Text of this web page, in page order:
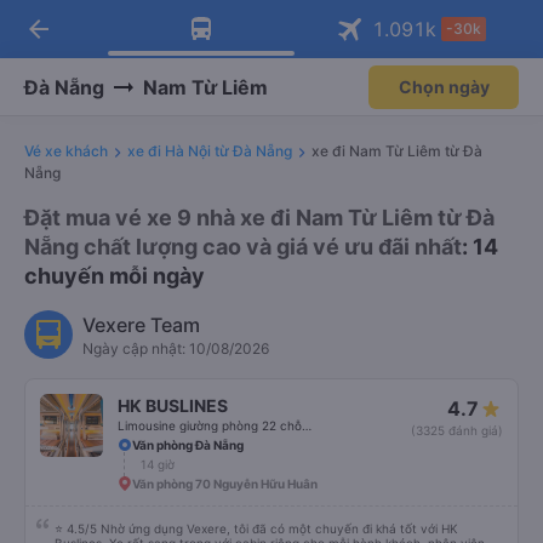
Tải app Vexere ngay!
Nhận ưu đãi thành viên độc
Mở app
Tải app Vexere
-30k/ghế khi đặt vé máy bay qua
Mở app
arrow_back 1.091 k -30k
Đà Nẵng Nam Từ Liêm Chọn ngày
Vé xe khách xe đi Hà Nội từ Đà Nẵng
xe đi Nam Từ Liêm từ Đà
Nẵng
Đặt mua vé xe 9 nhà xe đi Nam Từ Liêm từ Đà
Nẵng chất lượng cao và giá vé ưu đãi nhất: 14
chuyến mỗi ngày
Vexere Team
Ngày cập nhật: 10/08/2026
HK BUSLINES 4.7
(3325 đánh giá)
Văn phòng Đà Nẵng
14 giờ
Văn phòng 70 Nguyễn Hữu Huân
⭐ 4.5/5 Nhờ ứng dụng Vexere, tôi đã có một chuyến đi khá tốt với HK